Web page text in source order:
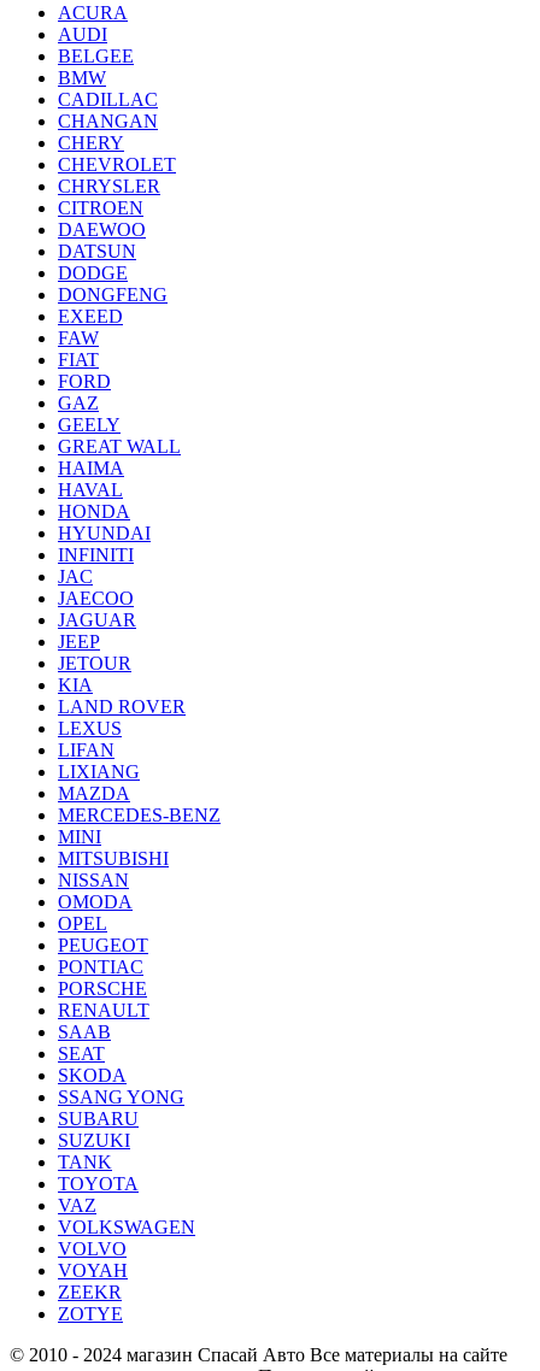
ACURA
AUDI
BELGEE
BMW
CADILLAC
CHANGAN
CHERY
CHEVROLET
CHRYSLER
CITROEN
DAEWOO
DATSUN
DODGE
DONGFENG
EXEED
FAW
FIAT
FORD
GAZ
GEELY
GREAT WALL
HAIMA
HAVAL
HONDA
HYUNDAI
INFINITI
JAC
JAECOO
JAGUAR
JEEP
JETOUR
KIA
LAND ROVER
LEXUS
LIFAN
LIXIANG
MAZDA
MERCEDES-BENZ
MINI
MITSUBISHI
NISSAN
OMODA
OPEL
PEUGEOT
PONTIAC
PORSCHE
RENAULT
SAAB
SEAT
SKODA
SSANG YONG
SUBARU
SUZUKI
TANK
TOYOTA
VAZ
VOLKSWAGEN
VOLVO
VOYAH
ZEEKR
ZOTYE
© 2010 - 2024 магазин Спасай Авто Все материалы на сайте